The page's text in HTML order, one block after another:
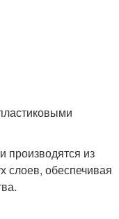
производятся из
слоев, обеспечивая